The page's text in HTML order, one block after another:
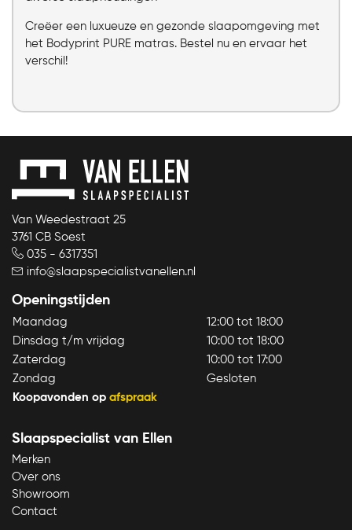
Creëer een luxueuze en gezonde slaapomgeving met
het Bodyprint PURE matras. Bestel nu en ervaar het
verschil!
Van Weedestraat 25
3761 CB Soest
035 - 6317351
info@slaapspecialistvanellen.nl
Openingstijden
Maandag
12:00 tot 18:00
Dinsdag t/m vrijdag
10:00 tot 18:00
Zaterdag
10:00 tot 17:00
Zondag
Gesloten
Koopavonden op afspraak
Slaapspecialist van Ellen
Merken
Over ons
Showroom
Contact